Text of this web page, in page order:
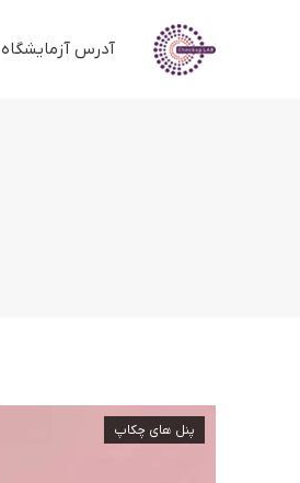
آدرس آزمایشگاه
پنل های چکاپ